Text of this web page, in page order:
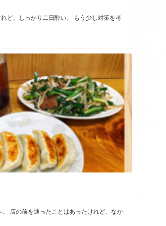
ど、しっかり二日酔い。 もう少し対策を考
店の前を通ったことはあったけれど、なか